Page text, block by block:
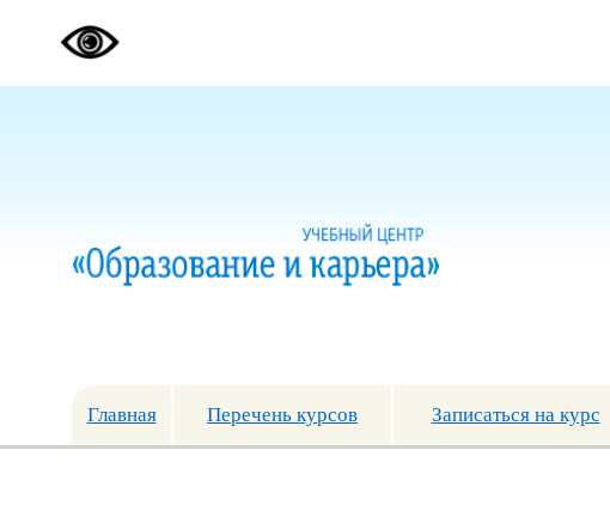
Главная Перечень курсов Записаться на курс